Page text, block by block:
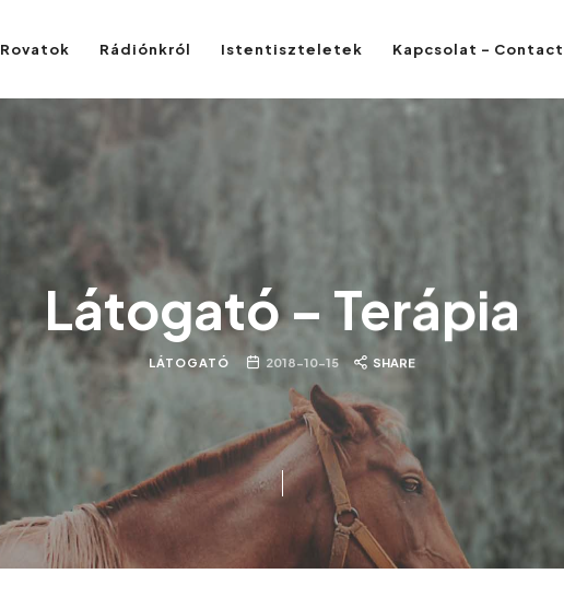
Rovatok Rádiónkról Istentiszteletek Kapcsolat – Contact
Látogató – Terápia
LÁTOGATÓ 2018-10-15 SHARE